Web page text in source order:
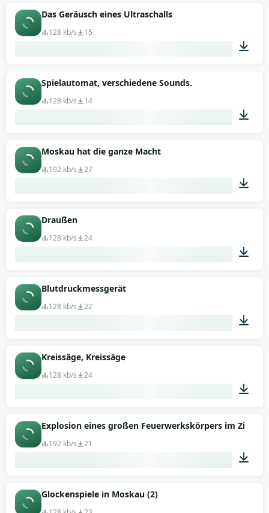
Das Geräusch eines Ultraschalls
128 kb/s 15
Spielautomat, verschiedene Sounds.
128 kb/s 14
Moskau hat die ganze Macht
192 kb/s 27
Draußen
128 kb/s 24
Blutdruckmessgerät
128 kb/s 22
Kreissäge, Kreissäge
128 kb/s 24
00:25
Explosion eines großen Feuerwerkskörpers im Zirkus
192 kb/s 21
Glockenspiele in Moskau (2)